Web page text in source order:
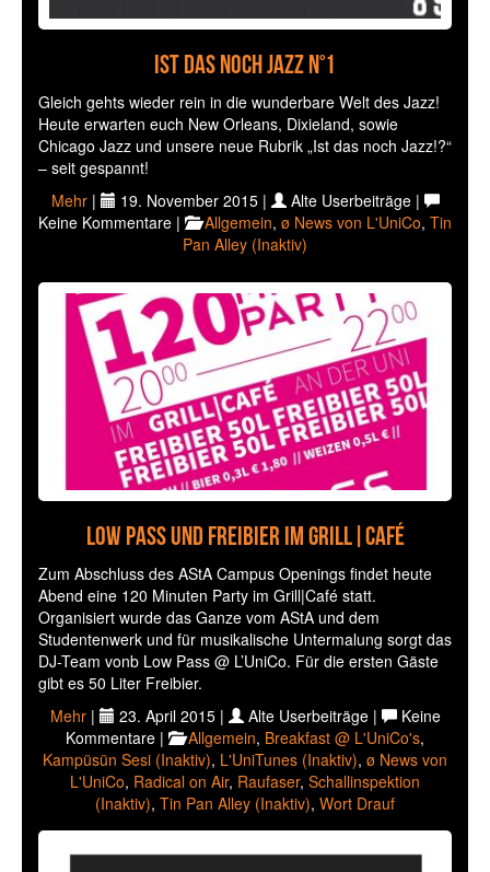
Ist das noch Jazz N°1
Gleich gehts wieder rein in die wunderbare Welt des Jazz!
Heute erwarten euch New Orleans, Dixieland, sowie
Chicago Jazz und unsere neue Rubrik „Ist das noch Jazz!?“
– seit gespannt!
Mehr| 19. November 2015 |
Alte Userbeiträge |
Keine Kommentare |
Allgemein, ø News von L'UniCo, Tin
Pan Alley (Inaktiv)
Low Pass und Freibier im Grill|Café
Zum Abschluss des AStA Campus Openings findet heute
Abend eine 120 Minuten Party im Grill|Café statt.
Organisiert wurde das Ganze vom AStA und dem
Studentenwerk und für musikalische Untermalung sorgt das
DJ-Team vonb Low Pass @ L’UniCo. Für die ersten Gäste
gibt es 50 Liter Freibier.
Mehr| 23. April 2015 | Alte Userbeiträge |
Keine
Kommentare |
Allgemein, Breakfast @ L'UniCo's,
Kampüsün Sesi (Inaktiv), L'UniTunes (Inaktiv), ø News von
L'UniCo, Radical on Air, Raufaser, Schallinspektion
(Inaktiv), Tin Pan Alley (Inaktiv), Wort Drauf